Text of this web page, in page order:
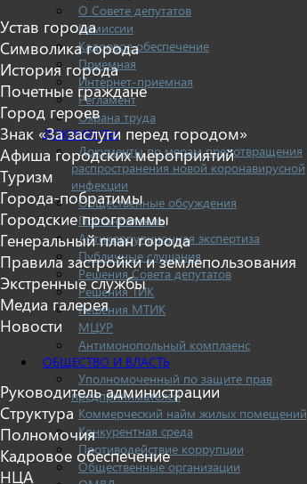
О Совете депутатов
Комиссии
Кадровое обеспечение
Приемная
Интернет-приемная
Регламент
Охрана труда
ДОКУМЕНТЫ
Документы по мерам предотвращения
распространения новой коронавирусной
инфекции
Общественные обсуждения
Постановления
Антикоррупционная экспертиза
Публичные слушания
Решения Совета депутатов
Решения ТИК
Решения МТИК
МЦУР
Антимонопольный комплаенс
ОБЩЕСТВО И ВЛАСТЬ
Уполномоченный по защите прав
предпринимателей
Коммерческий найм жилых помещений
Конкурентная среда
Противодействие коррупции
Общественные организации
Устав города
Символика города
История города
Почетные граждане
Город героев
Знак «За заслуги перед городом»
Афиша городских мероприятий
Туризм
Города-побратимы
Городские программы
Генеральный план города
Правила застройки и землепользования
Экстренные службы
Медиа галерея
Новости
Руководитель администрации
Структура
Полномочия
Кадровое обеспечение
НЦА